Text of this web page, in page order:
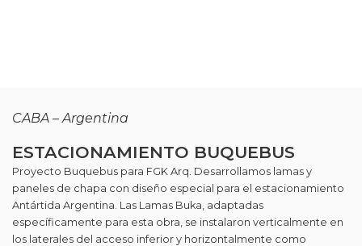
CABA – Argentina
ESTACIONAMIENTO BUQUEBUS
Proyecto Buquebus para FGK Arq. Desarrollamos lamas y
paneles de chapa con diseño especial para el estacionamiento
Antártida Argentina. Las Lamas Buka, adaptadas
específicamente para esta obra, se instalaron verticalmente en
los laterales del acceso inferior y horizontalmente como